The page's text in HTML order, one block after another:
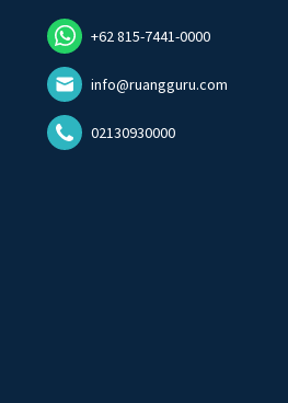
+62 815-7441-0000
info@ruangguru.com
02130930000